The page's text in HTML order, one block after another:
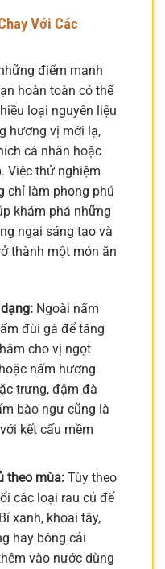
Với Các
điểm mạnh
hoàn toàn có thể
loại nguyên liệu
hương vị mới lạ,
cá nhân hoặc
Việc thử nghiệm
chỉ làm phong phú
khám phá những
ngại sáng tạo và
thành một món ăn
Ngoài nấm
đùi gà để tăng
cho vị ngọt
nấm hương
trưng, đậm đà
bào ngư cũng là
kết cấu mềm
theo mùa:Tùy theo
các loại rau củ để
xanh, khoai tây,
hay bông cải
vào nước dùng